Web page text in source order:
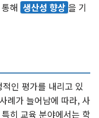
해 생산성 향상 을 기
인 평가를 내리고 있
례가 늘어남에 따라, 사
히 교육 분야에서는 학